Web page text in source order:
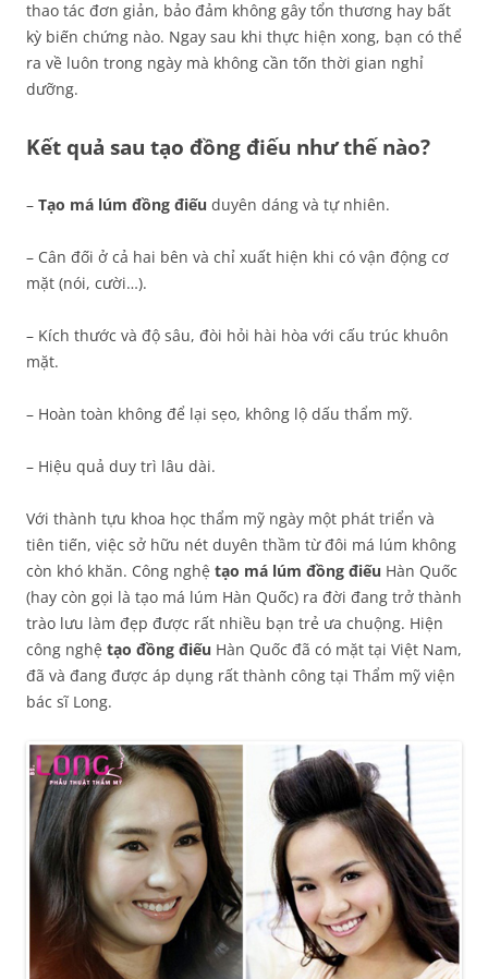
thao tác đơn giản, bảo đảm không gây tổn thương hay bất
kỳ biến chứng nào. Ngay sau khi thực hiện xong, bạn có thể
ra về luôn trong ngày mà không cần tốn thời gian nghỉ
dưỡng.
Kết quả sau tạo đồng điếu như thế nào?
– Tạo má lúm đồng điếu duyên dáng và tự nhiên.
– Cân đối ở cả hai bên và chỉ xuất hiện khi có vận động cơ
mặt (nói, cười…).
– Kích thước và độ sâu, đòi hỏi hài hòa với cấu trúc khuôn
mặt.
– Hoàn toàn không để lại sẹo, không lộ dấu thẩm mỹ.
– Hiệu quả duy trì lâu dài.
Với thành tựu khoa học thẩm mỹ ngày một phát triển và
tiên tiến, việc sở hữu nét duyên thầm từ đôi má lúm không
còn khó khăn. Công nghệ tạo má lúm đồng điếu Hàn Quốc
(hay còn gọi là tạo má lúm Hàn Quốc) ra đời đang trở thành
trào lưu làm đẹp được rất nhiều bạn trẻ ưa chuộng. Hiện
công nghệ tạo đồng điếu Hàn Quốc đã có mặt tại Việt Nam,
đã và đang được áp dụng rất thành công tại Thẩm mỹ viện
bác sĩ Long.